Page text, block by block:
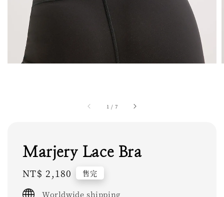
1 / 7
Marjery Lace Bra
Regular
price
NT$ 2,180 售完
Worldwide shipping